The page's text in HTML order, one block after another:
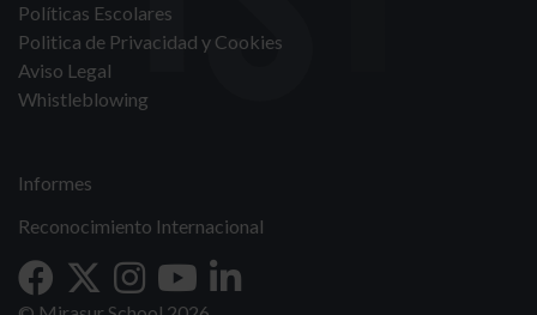
Políticas Escolares
Politica de Privacidad y Cookies
Aviso Legal
Whistleblowing
Informes
Reconocimiento Internacional